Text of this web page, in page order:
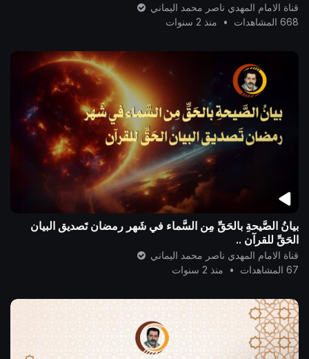
قناة الامام المهدي ناصر محمد اليماني
668 المشاهدات
• منذ 2 سنوات
بيانُ الصَّيحةِ بالحَقِّ مِن السَّماء في شَهر رمضان تَصديق البيان
الحَقِّ للقرآن ..
قناة الامام المهدي ناصر محمد اليماني
67 المشاهدات
• منذ 2 سنوات